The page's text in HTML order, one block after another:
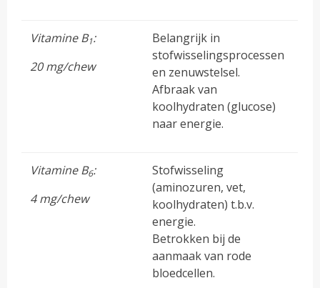
Vitamine B1:
20 mg/chew
Belangrijk in
stofwisselingsprocessen
en zenuwstelsel.
Afbraak van
koolhydraten (glucose)
naar energie.
Vitamine B6:
4 mg/chew
Stofwisseling
(aminozuren, vet,
koolhydraten) t.b.v.
energie.
Betrokken bij de
aanmaak van rode
bloedcellen.